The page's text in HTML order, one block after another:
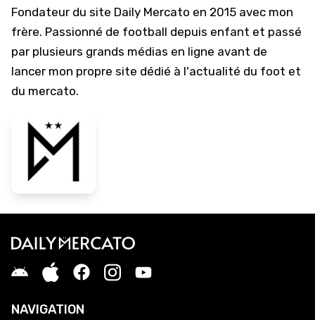
Fondateur du site Daily Mercato en 2015 avec mon
frère. Passionné de football depuis enfant et passé
par plusieurs grands médias en ligne avant de
lancer mon propre site dédié à l'actualité du foot et
du mercato.
NAVIGATION